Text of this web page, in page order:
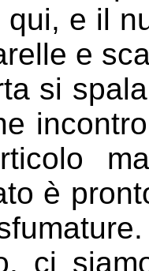
qui, e il
e
si
è
ci